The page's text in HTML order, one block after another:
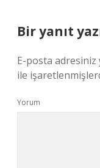
Bir yanıt
E-posta adresiniz
ile
Yorum